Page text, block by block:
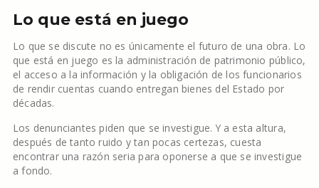
Lo que está en juego
Lo que se discute no es únicamente el futuro de una obra. Lo
que está en juego es la administración de patrimonio público,
el acceso a la información y la obligación de los funcionarios
de rendir cuentas cuando entregan bienes del Estado por
décadas.
Los denunciantes piden que se investigue. Y a esta altura,
después de tanto ruido y tan pocas certezas, cuesta
encontrar una razón seria para oponerse a que se investigue
a fondo.